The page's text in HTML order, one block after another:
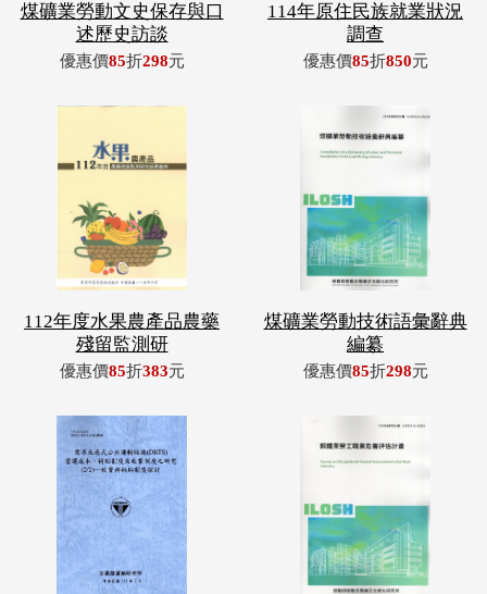
煤礦業勞動文史保存與口
述歷史訪談
優惠價85折298元
114年原住民族就業狀況
調查
優惠價85折850元
112年度水果農產品農藥
殘留監測研
優惠價85折383元
煤礦業勞動技術語彙辭典
編纂
優惠價85折298元